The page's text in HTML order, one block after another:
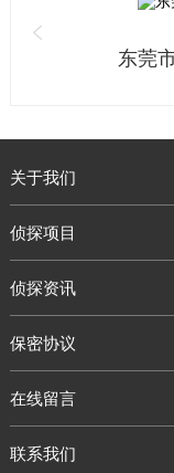
东莞
关于我们
侦探项目
侦探资讯
保密协议
在线留言
联系我们